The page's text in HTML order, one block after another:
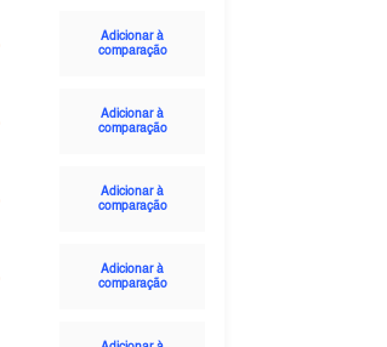
Adicionar à
comparação
Adicionar à
comparação
Adicionar à
comparação
Adicionar à
comparação